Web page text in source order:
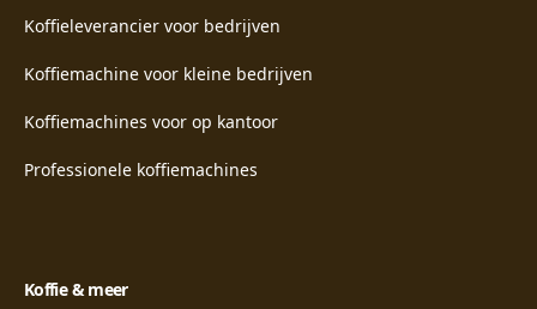
Koffieleverancier voor bedrijven
Koffiemachine voor kleine bedrijven
Koffiemachines voor op kantoor
Professionele koffiemachines
Koffie & meer